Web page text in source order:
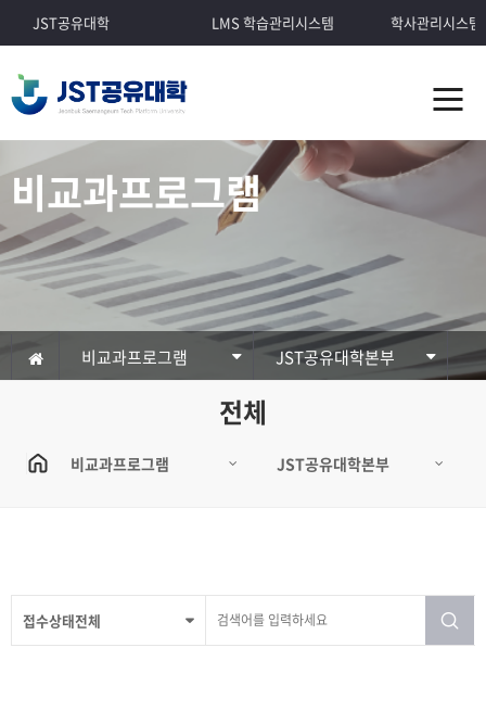
JST공유대학 LMS 학습관리시스템 학사관리시스템
비교과프로그램
비교과프로그램 JST공유대학본부
전체
비교과프로그램 JST공유대학본부
접수상태전체